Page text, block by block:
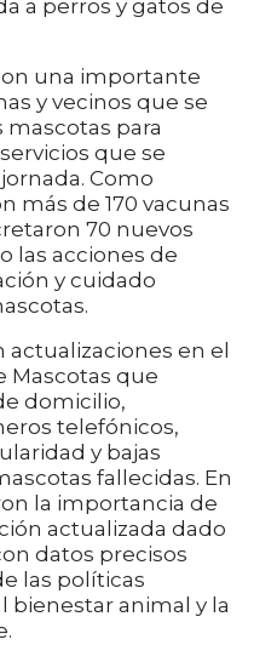
a perros y gatos de
una importante
y vecinos que se
para
que se
Como
más de 170 vacunas
70 nuevos
las acciones de
y cuidado
actualizaciones en el
Mascotas que
domicilio,
telefónicos,
y bajas
fallecidas. En
la importancia de
actualizada dado
datos precisos
las políticas
bienestar animal y la